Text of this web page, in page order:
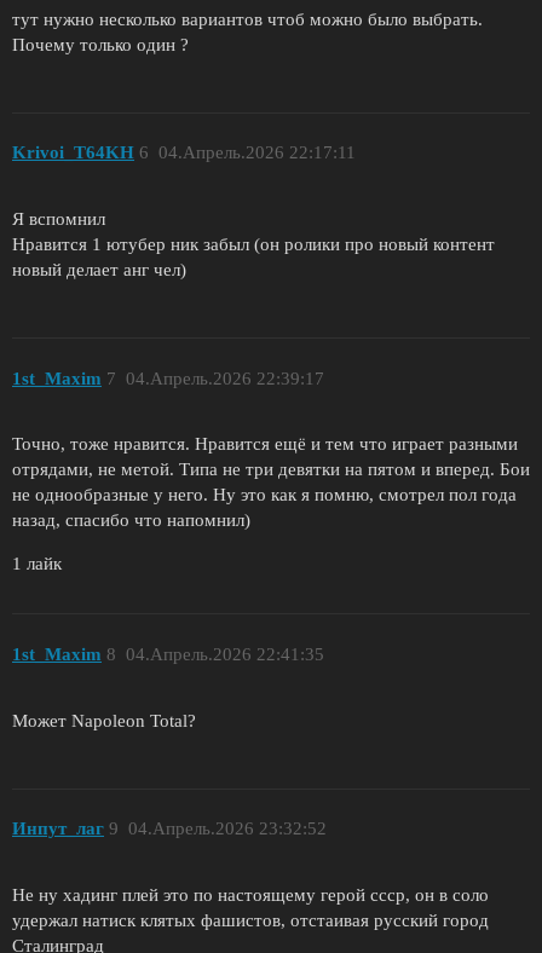
тут нужно несколько вариантов чтоб можно было выбрать.
Почему только один ?
Krivoi_T64KH 04.Апрель.2026 22:17:11
6
Я вспомнил
Нравится 1 ютубер ник забыл (он ролики про новый контент
новый делает анг чел)
1st_Maxim 04.Апрель.2026 22:39:17
7
Точно, тоже нравится. Нравится ещё и тем что играет разными
отрядами, не метой. Типа не три девятки на пятом и вперед. Бои
не однообразные у него. Ну это как я помню, смотрел пол года
назад, спасибо что напомнил)
1 лайк
1st_Maxim 04.Апрель.2026 22:41:35
8
Может Napoleon Total?
Инпут_лаг 04.Апрель.2026 23:32:52
9
Не ну хадинг плей это по настоящему герой ссср, он в соло
удержал натиск клятых фашистов, отстаивая русский город
Сталинград